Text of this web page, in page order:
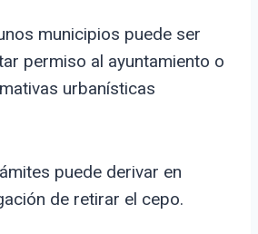
municipios puede ser
permiso al ayuntamiento o
urbanísticas
puede derivar en
de retirar el cepo.